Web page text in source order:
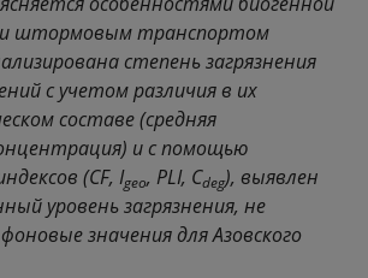
и штормовым транспортом
степень загрязнения
с учетом различия в их
составе (средняя
и с помощью
(CF, Igeo, PLI, Cdeg), выявлен
уровень загрязнения, не
значения для Азовского